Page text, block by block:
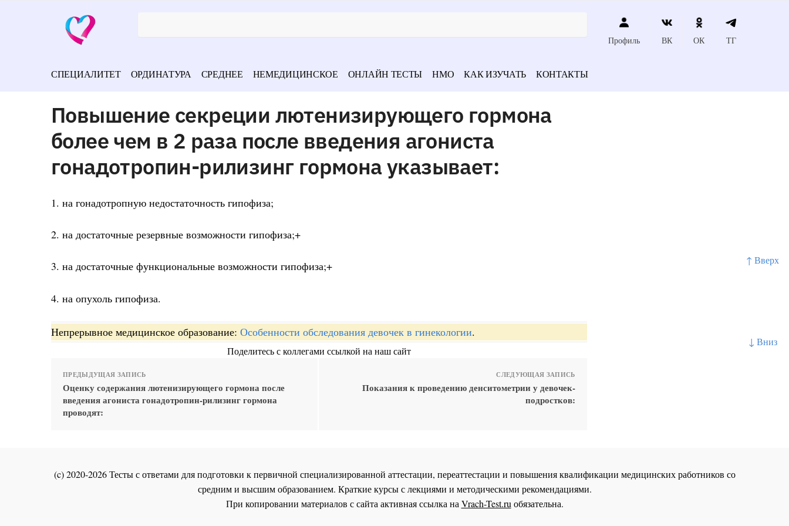
↑ Вверх
↓ Вниз
Профиль ВК ОК ТГ
СПЕЦИАЛИТЕТ ОРДИНАТУРА СРЕДНЕЕ НЕМЕДИЦИНСКОЕ ОНЛАЙН ТЕСТЫ НМО КАК ИЗУЧАТЬ КОНТАКТЫ
Повышение секреции лютенизирующего гормона
более чем в 2 раза после введения агониста
гонадотропин-рилизинг гормона указывает:
1. на гонадотропную недостаточность гипофиза;
2. на достаточные резервные возможности гипофиза;+
3. на достаточные функциональные возможности гипофиза;+
4. на опухоль гипофиза.
Непрерывное медицинское образование: Особенности обследования девочек в гинекологии.
Поделитесь с коллегами ссылкой на наш сайт
ПРЕДЫДУЩАЯ ЗАПИСЬ
Оценку содержания лютенизирующего гормона после
введения агониста гонадотропин-рилизинг гормона
проводят:
СЛЕДУЮЩАЯ ЗАПИСЬ
Показания к проведению денситометрии у девочек-
подростков:
(c) 2020-2026 Тесты с ответами для подготовки к первичной специализированной аттестации, переаттестации и повышения квалификации медицинских работников со
средним и высшим образованием. Краткие курсы с лекциями и методическими рекомендациями.
При копировании материалов с сайта активная ссылка наVrach-Test.ruобязательна.